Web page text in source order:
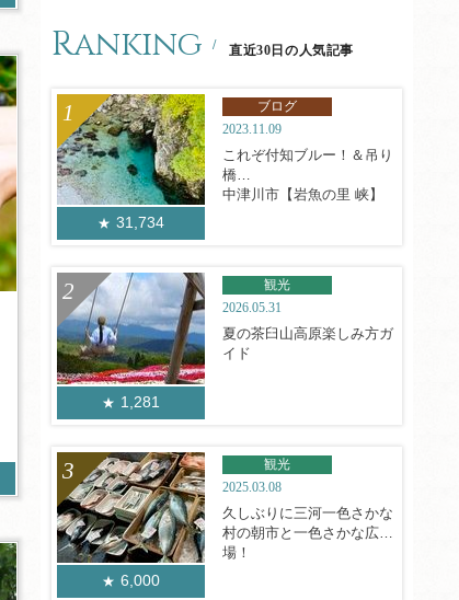
Ranking 直近30日の人気記事
31,734
ブログ
2023.11.09
これぞ付知ブルー！＆吊り
橋
中津川市【岩魚の里 峡】
1,281
観光
2026.05.31
夏の茶臼山高原楽しみ方ガ
イド
6,000
観光
2025.03.08
久しぶりに三河一色さかな
村の朝市と一色さかな広
場！